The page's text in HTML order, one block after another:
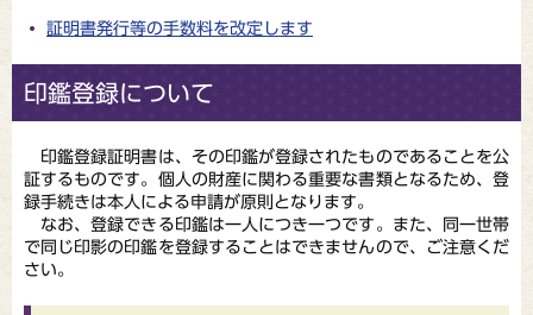
証明書発行等の手数料を改定します
印鑑登録について
印鑑登録証明書は、その印鑑が登録されたものであることを公
証するものです。個人の財産に関わる重要な書類となるため、登
録手続きは本人による申請が原則となります。
なお、登録できる印鑑は一人につき一つです。また、同一世帯
で同じ印影の印鑑を登録することはできませんので、ご注意くだ
さい。